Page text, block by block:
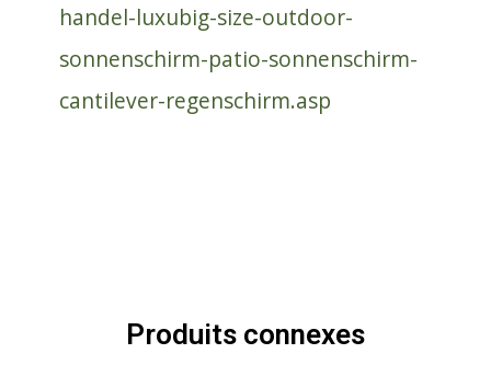
handel-luxubig-size-outdoor-
sonnenschirm-patio-sonnenschirm-
cantilever-regenschirm.asp
Produits connexes